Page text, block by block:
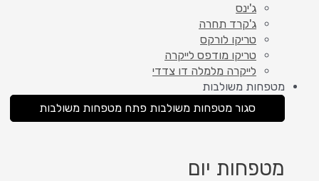
ג'ינס
ג'קרד תחרה
טריקו לורקס
טריקו מודפס לייקרה
לייקרה מלמלה דו צדדי
מטפחות משולבות
סגור מטפחות משולבות פתח מטפחות משולבות
מטפחות יום